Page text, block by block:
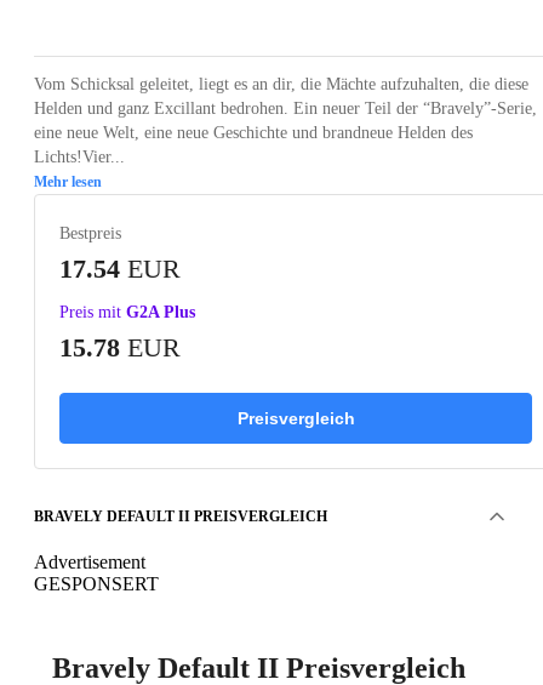
Vom Schicksal geleitet, liegt es an dir, die Mächte aufzuhalten, die diese
Helden und ganz Excillant bedrohen. Ein neuer Teil der “Bravely”-Serie,
eine neue Welt, eine neue Geschichte und brandneue Helden des
Lichts!Vier...
Mehr lesen
Bestpreis
17.54 EUR
Preis mit G2A Plus
15.78 EUR
Preisvergleich
BRAVELY DEFAULT II PREISVERGLEICH
Advertisement
GESPONSERT
Bravely Default II Preisvergleich